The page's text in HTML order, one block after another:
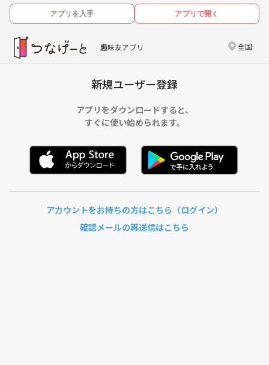
アプリを入手 アプリで開く
趣味友アプリ 全国
新規ユーザー登録
アプリをダウンロードすると、
すぐに使い始められます。
アカウントをお持ちの方はこちら（ログイン）
確認メールの再送信はこちら